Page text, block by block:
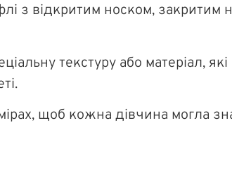
з відкритим носком, закритим
текстуру або матеріал,
щоб кожна дівчина могла